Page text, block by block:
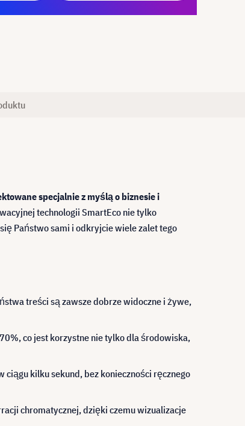
specjalnie z myślą o biznesie i
technologii SmartEco nie tylko
Państwo sami i odkryjcie wiele zalet tego
treści są zawsze dobrze widoczne i żywe,
co jest korzystne nie tylko dla środowiska,
kilku sekund, bez konieczności ręcznego
chromatycznej, dzięki czemu wizualizacje